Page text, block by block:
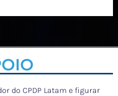
do CPDP Latam e figurar